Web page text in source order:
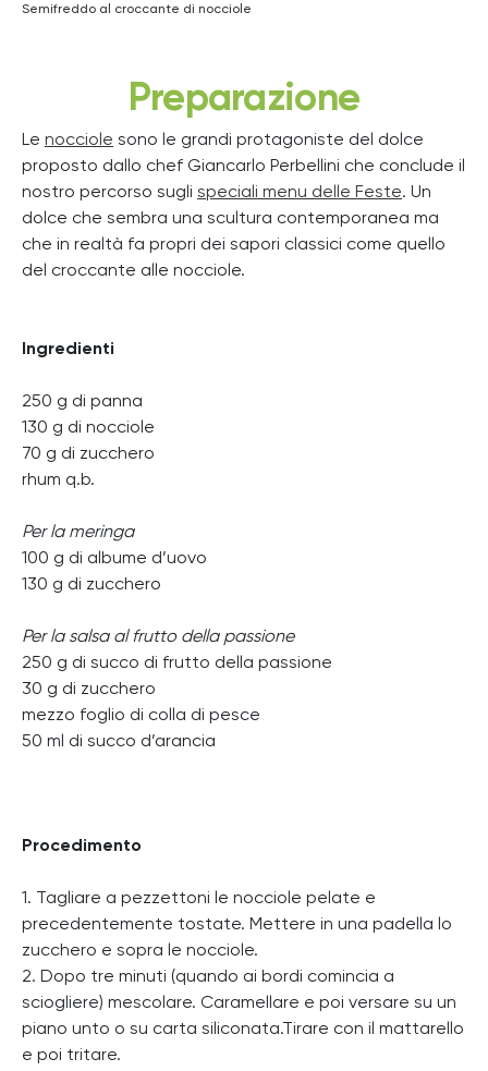
Semifreddo al croccante di nocciole
Preparazione
Le nocciole sono le grandi protagoniste del dolce
proposto dallo chef Giancarlo Perbellini che conclude il
nostro percorso sugli speciali menu delle Feste. Un
dolce che sembra una scultura contemporanea ma
che in realtà fa propri dei sapori classici come quello
del croccante alle nocciole.
Ingredienti
250 g di panna
130 g di nocciole
70 g di zucchero
rhum q.b.
Per la meringa
100 g di albume d’uovo
130 g di zucchero
Per la salsa al frutto della passione
250 g di succo di frutto della passione
30 g di zucchero
mezzo foglio di colla di pesce
50 ml di succo d’arancia
Procedimento
1. Tagliare a pezzettoni le nocciole pelate e
precedentemente tostate. Mettere in una padella lo
zucchero e sopra le nocciole.
2. Dopo tre minuti (quando ai bordi comincia a
sciogliere) mescolare. Caramellare e poi versare su un
piano unto o su carta siliconata.Tirare con il mattarello
e poi tritare.